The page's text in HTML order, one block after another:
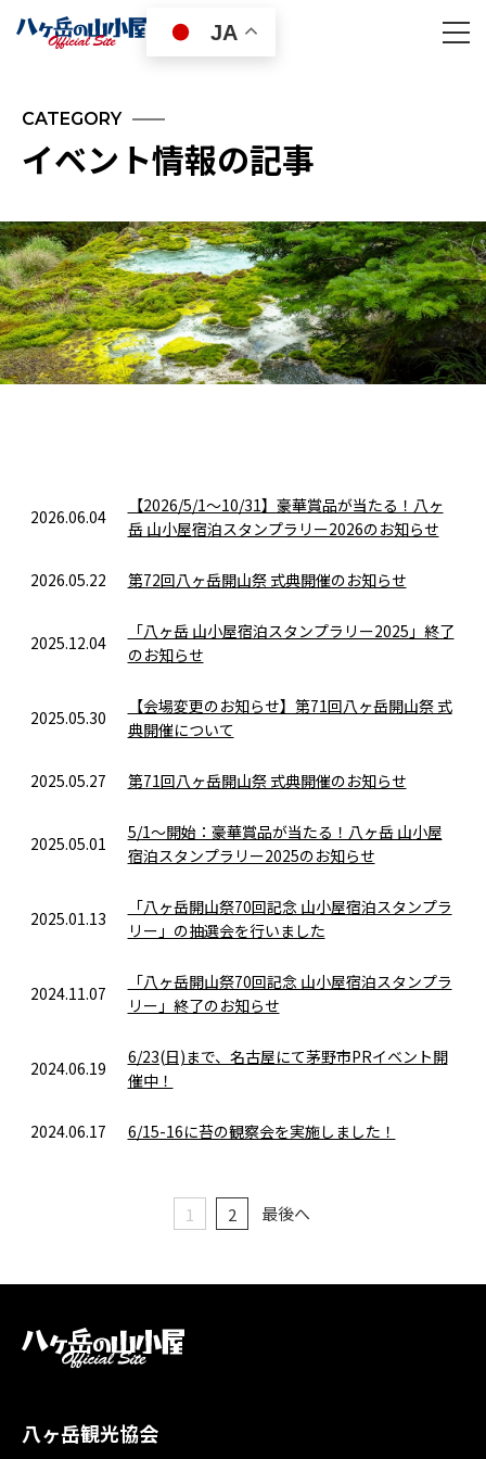
JA
CATEGORY
イベント情報の記事
2026.06.04
【2026/5/1～10/31】豪華賞品が当たる！八ヶ
岳 山小屋宿泊スタンプラリー2026のお知らせ
2026.05.22 第72回八ヶ岳開山祭 式典開催のお知らせ
2025.12.04
「八ヶ岳 山小屋宿泊スタンプラリー2025」終了
のお知らせ
2025.05.30
【会場変更のお知らせ】第71回八ヶ岳開山祭 式
典開催について
2025.05.27 第71回八ヶ岳開山祭 式典開催のお知らせ
2025.05.01
5/1～開始：豪華賞品が当たる！八ヶ岳 山小屋
宿泊スタンプラリー2025のお知らせ
2025.01.13
「八ヶ岳開山祭70回記念 山小屋宿泊スタンプラ
リー」の抽選会を行いました
2024.11.07
「八ヶ岳開山祭70回記念 山小屋宿泊スタンプラ
リー」終了のお知らせ
2024.06.19
6/23(日)まで、名古屋にて茅野市PRイベント開
催中！
2024.06.17 6/15-16に苔の観察会を実施しました！
1 2 最後へ
八ヶ岳観光協会